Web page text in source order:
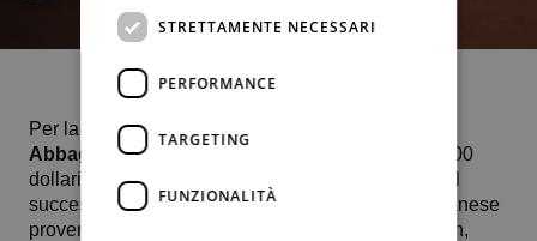
Per la terza volta in stagione la 21enne
Abbagnatocentra i quarti di finale e lo fa nel 15.000
dollari Itf sul veloce di Macacor in Spagna grazie al
successo per 6-4 6-2 nei confronti della 20enne danese
proveniente dalle qualificazioni Johanne Svendsen,
STRETTAMENTE NECESSARI
PERFORMANCE
TARGETING
FUNZIONALITÀ